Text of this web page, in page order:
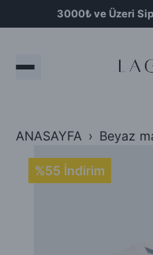
3000₺ ve Üzeri
ANASAYFA Beyaz
%55 İndirim